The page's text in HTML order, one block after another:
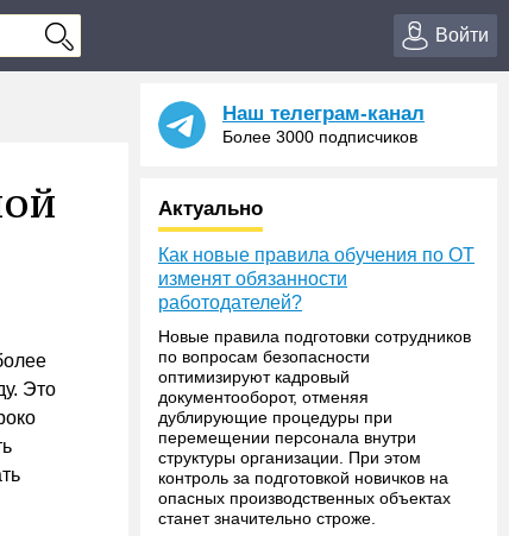
Войти
Это
Наш телеграм-канал
Более 3000 подписчиков
Актуально
Как новые правила обучения по ОТ
изменят обязанности
работодателей?
Новые правила подготовки сотрудников
по вопросам безопасности
оптимизируют кадровый
документооборот, отменяя
дублирующие процедуры при
перемещении персонала внутри
структуры организации. При этом
контроль за подготовкой новичков на
опасных производственных объектах
станет значительно строже.